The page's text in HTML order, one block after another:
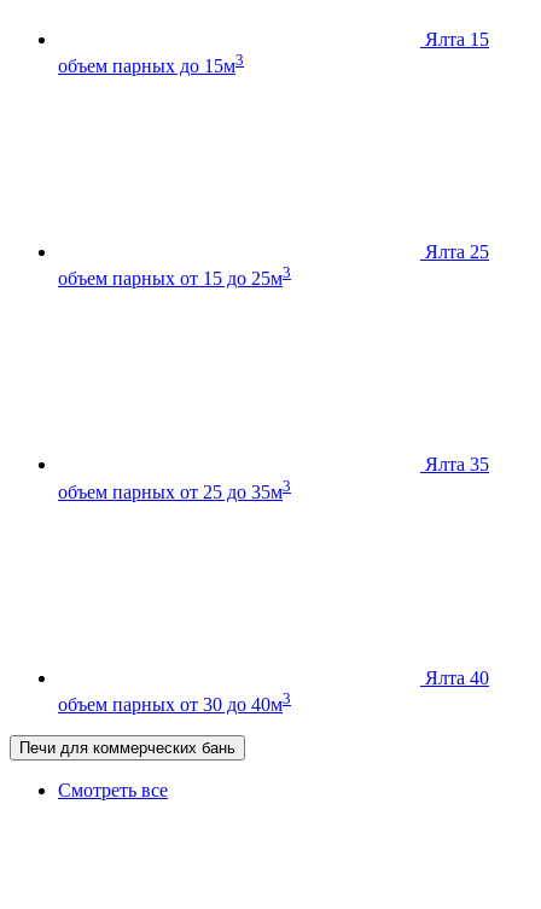
Ялта 15
объем парных до 15м3
Ялта 25
объем парных от 15 до 25м3
Ялта 35
объем парных от 25 до 35м3
Ялта 40
объем парных от 30 до 40м3
Печи для коммерческих бань
Смотреть все